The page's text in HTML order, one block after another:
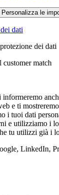
Personalizza le
dati
dei dati
match
e ti
i tuoi dati
e utilizziamo i
tu utilizzi già i
LinkedIn,